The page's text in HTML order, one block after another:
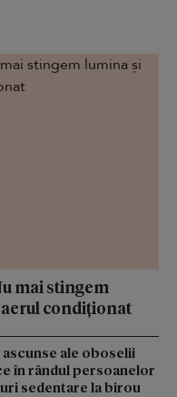
mai stingem
condiționat
ascunse ale oboselii
în rândul persoanelor
sedentare la birou